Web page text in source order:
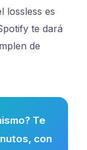
lossless es
te dará
de
Te
con